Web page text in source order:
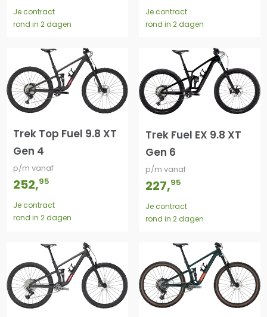
Je contract
rond in 2 dagen
Je contract
rond in 2 dagen
Trek Top Fuel 9.8 XT
Gen 4
p/m vanaf
252,95
Je contract
rond in 2 dagen
Trek Fuel EX 9.8 XT
Gen 6
p/m vanaf
227,95
Je contract
rond in 2 dagen